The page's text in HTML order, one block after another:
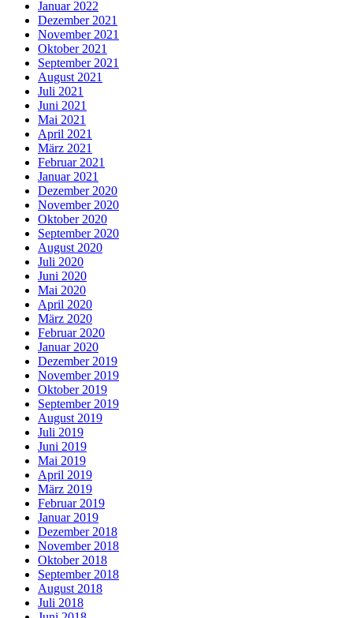
Januar 2022
Dezember 2021
November 2021
Oktober 2021
September 2021
August 2021
Juli 2021
Juni 2021
Mai 2021
April 2021
März 2021
Februar 2021
Januar 2021
Dezember 2020
November 2020
Oktober 2020
September 2020
August 2020
Juli 2020
Juni 2020
Mai 2020
April 2020
März 2020
Februar 2020
Januar 2020
Dezember 2019
November 2019
Oktober 2019
September 2019
August 2019
Juli 2019
Juni 2019
Mai 2019
April 2019
März 2019
Februar 2019
Januar 2019
Dezember 2018
November 2018
Oktober 2018
September 2018
August 2018
Juli 2018